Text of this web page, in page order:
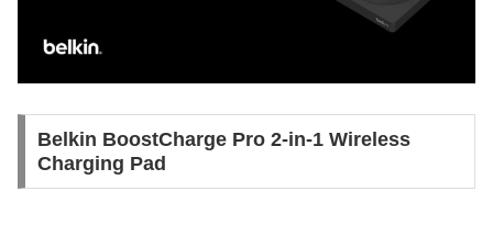
Belkin BoostCharge Pro 2-in-1 Wireless
Charging Pad